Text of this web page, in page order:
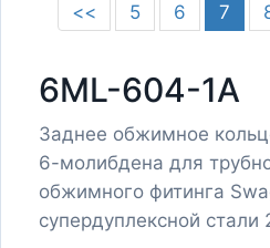
<< 5 6 7
6ML-604-1A
Заднее обжимное
6-молибдена для
обжимного фитинга
супердуплексной стали